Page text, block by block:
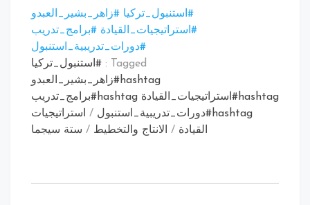
استنبول_تركيا #زاهر_بشير_العبدو
استراتيجيات_القيادة #برامج_تدريب
دورات_تدريبية_استنبول
#استنبول_تركيا
hashtag#زاهر_بشير_العبدو
hashtag#استراتيجيات_القيادة hashtag#برامج_تدريب
/ استراتيجيات
الانتاج والتخطيط / ستة سيجما